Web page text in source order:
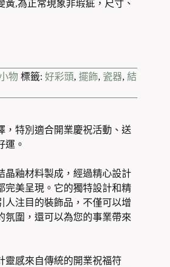
黃,為正常現象非瑕疵，尺寸、
物 標籤: 好彩頭, 擺飾, 瓷器, 結
，特別適合開業慶祝活動、送
運。
晶釉材料製成，經過精心設計
完美呈現。它的獨特設計和精
人注目的裝飾品，不僅可以增
氛圍，還可以為您的事業帶來
靈感來自傳統的開業祝福符